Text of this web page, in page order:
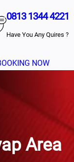
0813 1344 4221
Have You Any Quires ?
NOW
Area